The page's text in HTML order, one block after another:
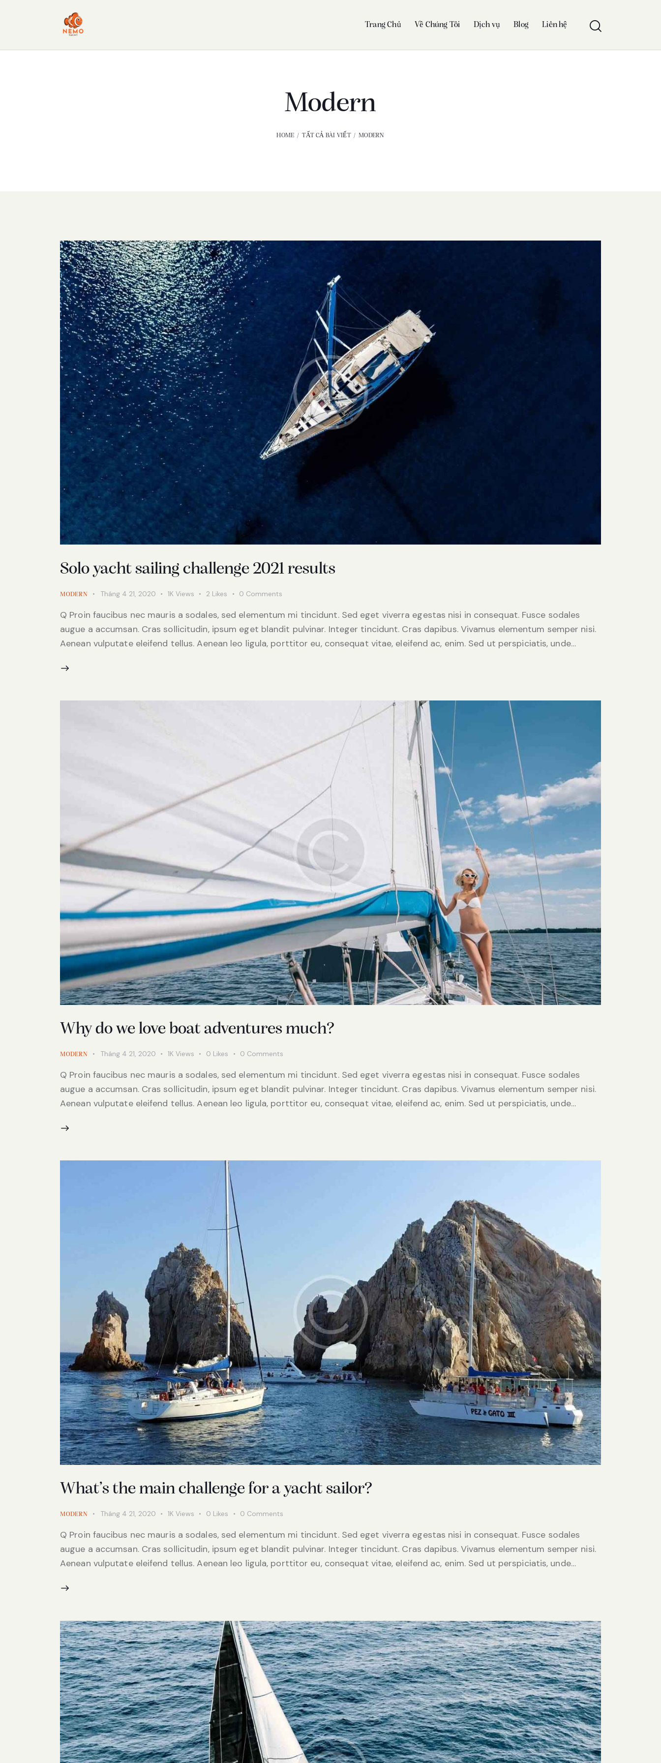
Trang Chủ Về Chúng Tôi Dịch vụ Blog Liên hệ
Modern
HOME TẤT CẢ BÀI VIẾT MODERN
Solo yacht sailing challenge 2021 results
MODERN Tháng 4 21, 2020 1K Views 2 Likes 0 Comments
Q Proin faucibus nec mauris a sodales, sed elementum mi tincidunt. Sed eget viverra egestas nisi in consequat. Fusce sodales
augue a accumsan. Cras sollicitudin, ipsum eget blandit pulvinar. Integer tincidunt. Cras dapibus. Vivamus elementum semper nisi.
Aenean vulputate eleifend tellus. Aenean leo ligula, porttitor eu, consequat vitae, eleifend ac, enim. Sed ut perspiciatis, unde…
Why do we love boat adventures much?
MODERN Tháng 4 21, 2020 1K Views 0 Likes 0 Comments
Q Proin faucibus nec mauris a sodales, sed elementum mi tincidunt. Sed eget viverra egestas nisi in consequat. Fusce sodales
augue a accumsan. Cras sollicitudin, ipsum eget blandit pulvinar. Integer tincidunt. Cras dapibus. Vivamus elementum semper nisi.
Aenean vulputate eleifend tellus. Aenean leo ligula, porttitor eu, consequat vitae, eleifend ac, enim. Sed ut perspiciatis, unde…
What’s the main challenge for a yacht sailor?
MODERN Tháng 4 21, 2020 1K Views 0 Likes 0 Comments
Q Proin faucibus nec mauris a sodales, sed elementum mi tincidunt. Sed eget viverra egestas nisi in consequat. Fusce sodales
augue a accumsan. Cras sollicitudin, ipsum eget blandit pulvinar. Integer tincidunt. Cras dapibus. Vivamus elementum semper nisi.
Aenean vulputate eleifend tellus. Aenean leo ligula, porttitor eu, consequat vitae, eleifend ac, enim. Sed ut perspiciatis, unde…